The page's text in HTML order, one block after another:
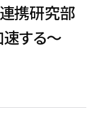
携研究部
する〜